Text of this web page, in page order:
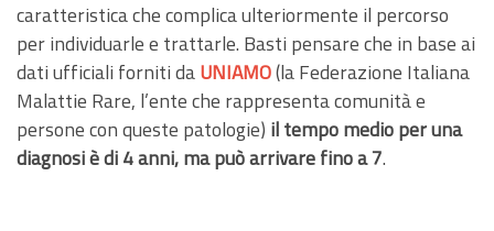
caratteristica che complica ulteriormente il percorso
per individuarle e trattarle. Basti pensare che in base ai
dati ufficiali forniti daUNIAMO(la Federazione Italiana
Malattie Rare, l’ente che rappresenta comunità e
persone con queste patologie) il tempo medio per una
diagnosi è di 4 anni, ma può arrivare fino a 7.